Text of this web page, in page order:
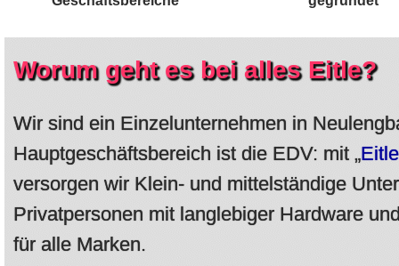
Worum geht es bei alles Eitle?
Wir sind ein Einzelunternehmen in
Hauptgeschäftsbereich ist die EDV: mit „
versorgen wir Klein- und mittelständige
Privatpersonen mit langlebiger Hardware
für alle Marken.